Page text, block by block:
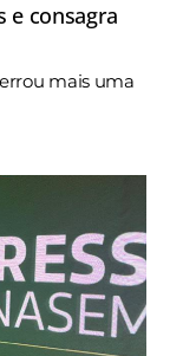
e consagra
mais uma